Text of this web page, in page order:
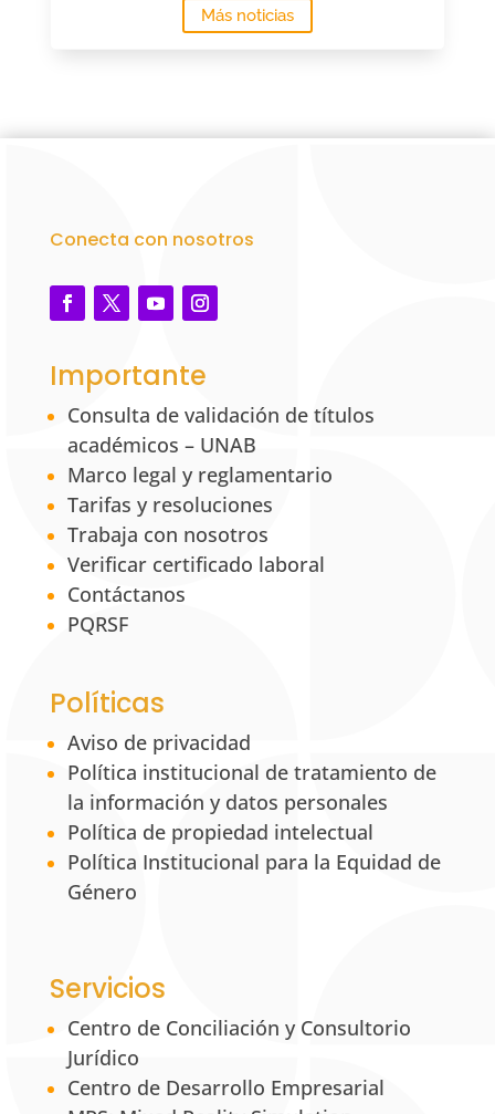
Más noticias
Conecta con nosotros
Importante
Consulta de validación de títulos
académicos – UNAB
Marco legal y reglamentario
Tarifas y resoluciones
Trabaja con nosotros
Verificar certificado laboral
Contáctanos
PQRSF
Políticas
Aviso de privacidad
Política institucional de tratamiento de
la información y datos personales
Política de propiedad intelectual
Política Institucional para la Equidad de
Género
Servicios
Centro de Conciliación y Consultorio
Jurídico
Centro de Desarrollo Empresarial